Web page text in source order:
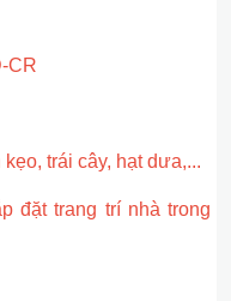
CR
trái cây, hạt dưa,...
đặt trang trí nhà trong